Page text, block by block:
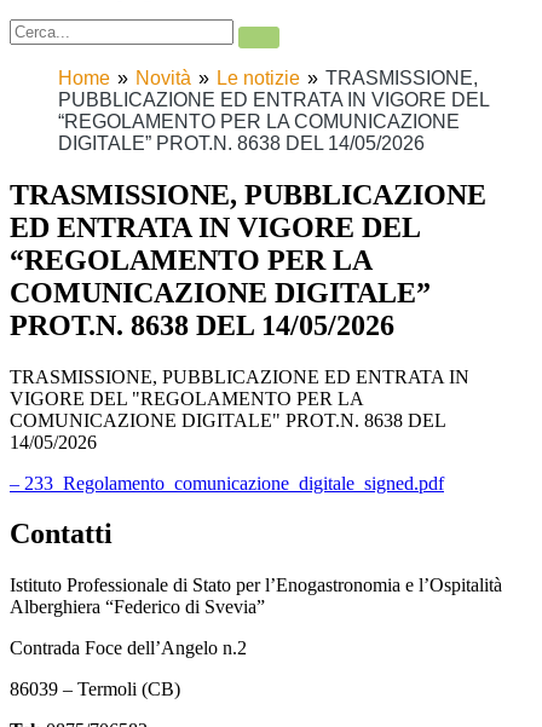
Home Novità Le notizie
TRASMISSIONE,
PUBBLICAZIONE ED ENTRATA IN VIGORE DEL
“REGOLAMENTO PER LA COMUNICAZIONE
DIGITALE” PROT.N. 8638 DEL 14/05/2026
TRASMISSIONE, PUBBLICAZIONE
ED ENTRATA IN VIGORE DEL
“REGOLAMENTO PER LA
COMUNICAZIONE DIGITALE”
PROT.N. 8638 DEL 14/05/2026
TRASMISSIONE, PUBBLICAZIONE ED ENTRATA IN
VIGORE DEL "REGOLAMENTO PER LA
COMUNICAZIONE DIGITALE" PROT.N. 8638 DEL
14/05/2026
– 233_Regolamento_comunicazione_digitale_signed.pdf
Contatti
Istituto Professionale di Stato per l’Enogastronomia e l’Ospitalità
Alberghiera “Federico di Svevia”
Contrada Foce dell’Angelo n.2
86039 – Termoli (CB)